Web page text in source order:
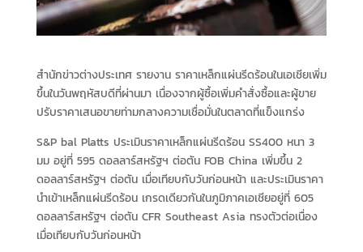
สำนักข่าวต่างประเทศ รายงาน ราคาเหล็กแผ่นรีดร้อนในเอเชียเพิ่ม
ขึ้นในวันพฤหัสบดีที่ผ่านมา เนื่องจากผู้ซื้อเพิ่มคำสั่งซื้อและผู้ขาย
ปรับราคาเสนอขายท่ามกลางความเชื่อมั่นในตลาดที่แข็งแกร่ง
S&P bal Platts ประเมินราคาเหล็กแผ่นรีดร้อน SS400 หนา 3
มม อยู่ที่ 595 ดอลลาร์สหรัฐฯ ต่อตัน FOB China เพิ่มขึ้น 2
ดอลลาร์สหรัฐฯ ต่อตัน เมื่อเทียบกับวันก่อนหน้า และประเมินราคา
นำเข้าเหล็กแผ่นรีดร้อน เกรดเดียวกันในภูมิภาคเอเชียอยู่ที่ 605
ดอลลาร์สหรัฐฯ ต่อตัน CFR Southeast Asia ทรงตัวต่อเนื่อง
เมื่อเทียบกับวันก่อนหน้า